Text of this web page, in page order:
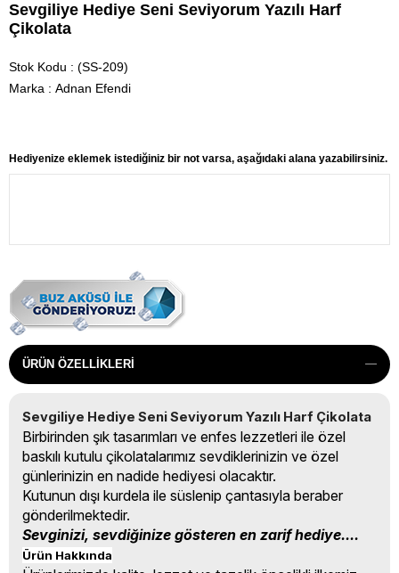
Sevgiliye Hediye Seni Seviyorum Yazılı Harf
Çikolata
Stok Kodu
(SS-209)
Marka : Adnan Efendi
Hediyenize eklemek istediğiniz bir not varsa, aşağıdaki alana yazabilirsiniz.
ÜRÜN ÖZELLIKLERI
Sevgiliye Hediye Seni Seviyorum Yazılı Harf Çikolata
Birbirinden şık tasarımları ve enfes lezzetleri ile özel
baskılı kutulu çikolatalarımız sevdiklerinizin ve özel
günlerinizin en nadide hediyesi olacaktır.
Kutunun dışı kurdela ile süslenip çantasıyla beraber
gönderilmektedir.
Sevginizi, sevdiğinize gösteren en zarif hediye....
Ürün Hakkında